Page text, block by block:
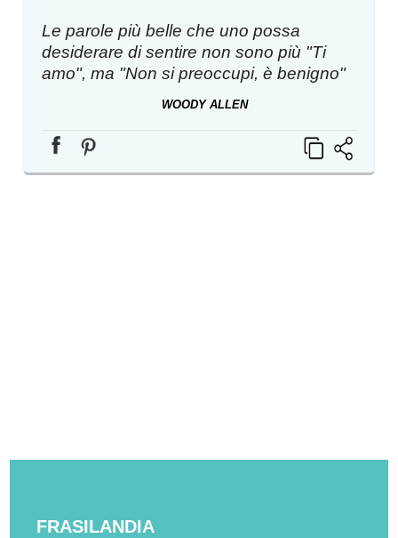
Le parole più belle che uno possa
desiderare di sentire non sono più "Ti
amo", ma "Non si preoccupi, è benigno"
WOODY ALLEN
FRASILANDIA